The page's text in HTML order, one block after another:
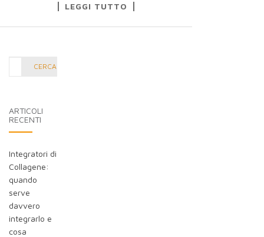
LEGGI TUTTO
CERCA
ARTICOLI
RECENTI
Integratori di
Collagene:
quando
serve
davvero
integrarlo e
cosa